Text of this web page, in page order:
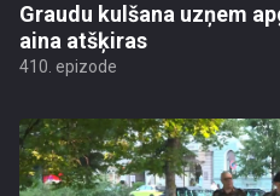
Graudu kulšana uzņem
aina atšķiras
410. epizode